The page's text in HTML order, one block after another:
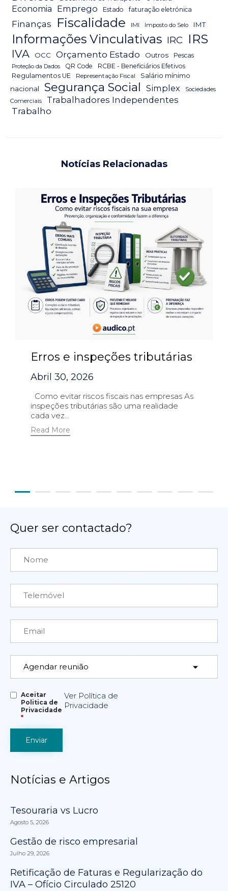
Economia Emprego Estado faturação eletrónica
Finanças Fiscalidade IMI Imposto do Selo IMT
Informações Vinculativas IRC IRS
IVA OCC Orçamento Estado Outros Pescas
Proteção da Dados QR Code
RCBE - Beneficiários Efetivos
Regulamentos UE
Representação Fiscal
Salário mínimo
nacional
Segurança Social Simplex
Sociedades
Comerciais
Trabalhadores Independentes
Trabalho
Notícias Relacionadas
Erros e inspeções tributárias
Abril 30, 2026
Como evitar riscos fiscais nas empresas As
inspeções tributárias são uma realidade
cada vez...
Read More
Quer ser contactado?
Aceitar
Politica de
Privacidade
*
Ver Política de
Privacidade
Notícias e Artigos
Tesouraria vs Lucro
Agosto 5, 2026
Gestão de risco empresarial
Julho 29, 2026
Retificação de Faturas e Regularização do
IVA – Ofício Circulado 25120